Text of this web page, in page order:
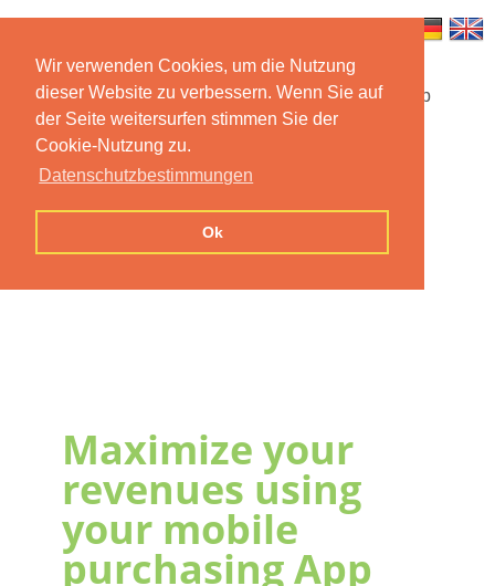
Wir verwenden Cookies, um die Nutzung
dieser Website zu verbessern. Wenn Sie auf
der Seite weitersurfen stimmen Sie der
Cookie-Nutzung zu.
Datenschutzbestimmungen
Ok
Startseite Funktionen Mobile App
Preise
Kontakt Impressum
Maximize your
revenues using
your mobile
purchasing App